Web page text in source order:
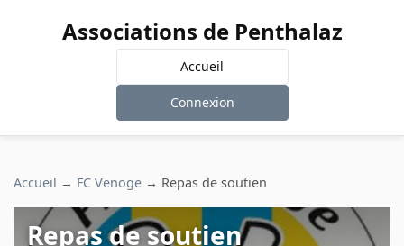
Associations de Penthalaz
Accueil
Connexion
Accueil → FC Venoge → Repas de soutien
Repas de soutien